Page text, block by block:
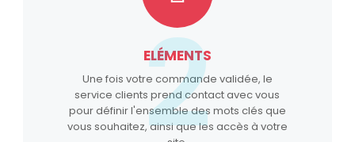
ELÉMENTS
Une fois votre commande validée, le
service clients prend contact avec vous
pour définir l'ensemble des mots clés que
vous souhaitez, ainsi que les accès à votre
2